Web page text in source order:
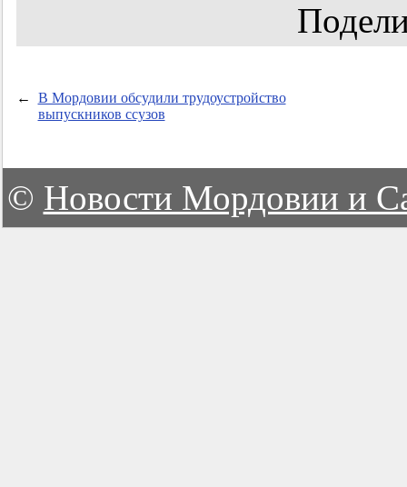
←
В Мордовии обсудили трудоустройство
выпускников ссузов
© Новости Мордовии и